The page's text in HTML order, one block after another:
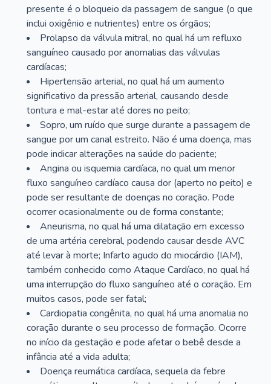
presente é o bloqueio da passagem de sangue (o que
inclui oxigênio e nutrientes) entre os órgãos;
Prolapso da válvula mitral, no qual há um refluxo
sanguíneo causado por anomalias das válvulas
cardíacas;
Hipertensão arterial, no qual há um aumento
significativo da pressão arterial, causando desde
tontura e mal-estar até dores no peito;
Sopro, um ruído que surge durante a passagem de
sangue por um canal estreito. Não é uma doença, mas
pode indicar alterações na saúde do paciente;
Angina ou isquemia cardíaca, no qual um menor
fluxo sanguíneo cardíaco causa dor (aperto no peito) e
pode ser resultante de doenças no coração. Pode
ocorrer ocasionalmente ou de forma constante;
Aneurisma, no qual há uma dilatação em excesso
de uma artéria cerebral, podendo causar desde AVC
até levar à morte; Infarto agudo do miocárdio (IAM),
também conhecido como Ataque Cardíaco, no qual há
uma interrupção do fluxo sanguíneo até o coração. Em
muitos casos, pode ser fatal;
Cardiopatia congênita, no qual há uma anomalia no
coração durante o seu processo de formação. Ocorre
no início da gestação e pode afetar o bebê desde a
infância até a vida adulta;
Doença reumática cardíaca, sequela da febre